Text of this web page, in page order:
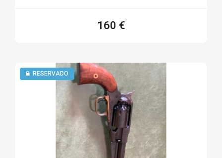
160 €
RESERVADO